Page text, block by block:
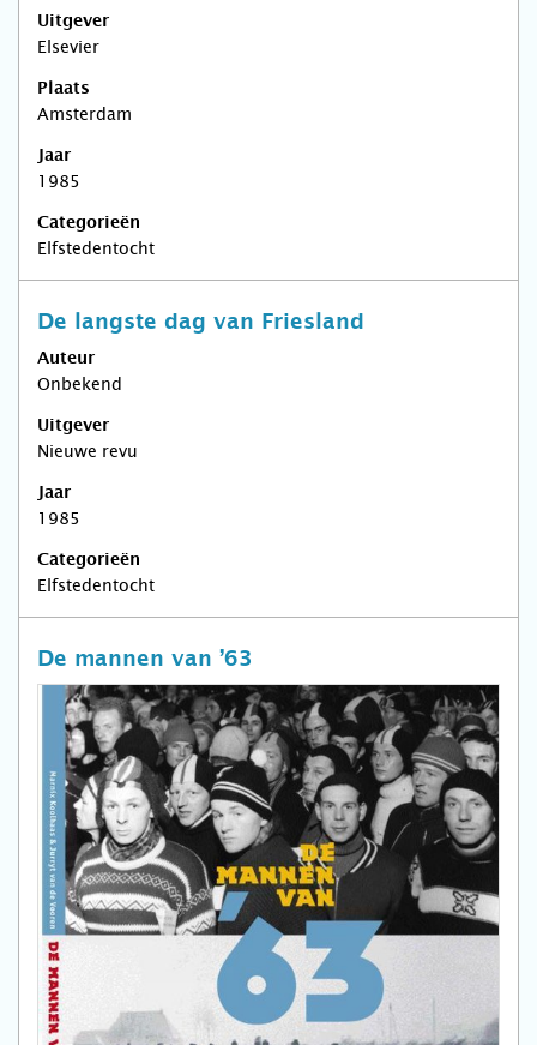
Uitgever
Elsevier
Plaats
Amsterdam
Jaar
1985
Categorieën
Elfstedentocht
De langste dag van Friesland
Auteur
Onbekend
Uitgever
Nieuwe revu
Jaar
1985
Categorieën
Elfstedentocht
De mannen van ’63